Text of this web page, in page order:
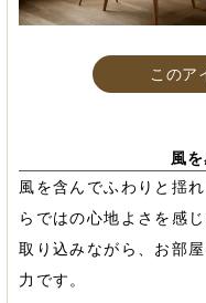
このア
風
風を含んでふわりと揺
らではの心地よさを感
取り込みながら、お部
力です。